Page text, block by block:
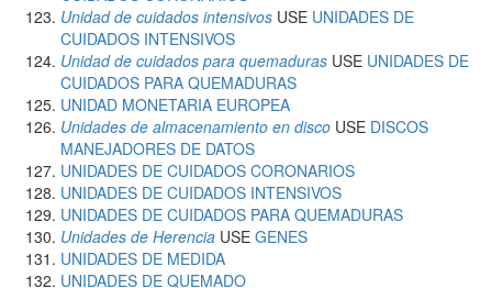
Unidad de cuidados intensivos USE UNIDADES DE
CUIDADOS INTENSIVOS
Unidad de cuidados para quemaduras USE UNIDADES DE
CUIDADOS PARA QUEMADURAS
UNIDAD MONETARIA EUROPEA
Unidades de almacenamiento en disco USE DISCOS
MANEJADORES DE DATOS
UNIDADES DE CUIDADOS CORONARIOS
UNIDADES DE CUIDADOS INTENSIVOS
UNIDADES DE CUIDADOS PARA QUEMADURAS
Unidades de Herencia USE GENES
UNIDADES DE MEDIDA
UNIDADES DE QUEMADO